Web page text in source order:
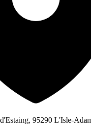
95290 L'Isle-